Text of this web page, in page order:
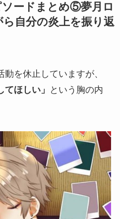
ードまとめ⑤夢月ロ
自分の炎上を振り返
を休止していますが、
てほしい」
という胸の内